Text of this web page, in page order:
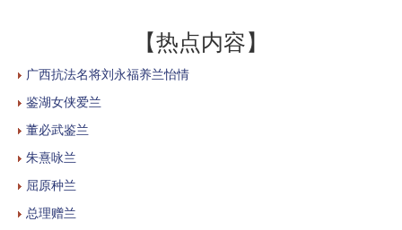
【热点内容】
广西抗法名将刘永福养兰怡情
鉴湖女侠爱兰
董必武鉴兰
朱熹咏兰
屈原种兰
总理赠兰